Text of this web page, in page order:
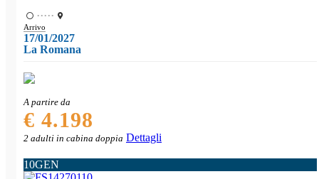
•••••
Arrivo
17/01/2027
La Romana
A partire da
€ 4.198
2 adulti in cabina doppia Dettagli
10GEN